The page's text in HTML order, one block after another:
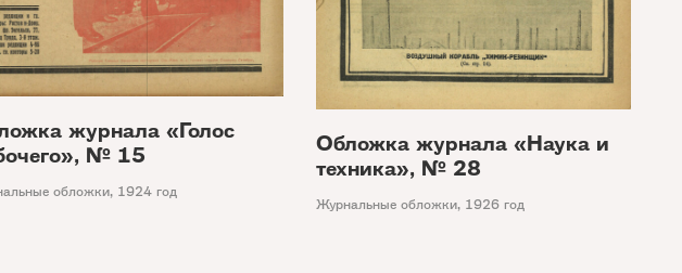
журнала «Голос
№ 15
обложки, 1924 год
Обложка журнала «Наука и
техника», № 28
Журнальные обложки, 1926 год